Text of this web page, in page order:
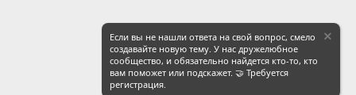
Если вы не нашли ответа на свой вопрос, смело
создавайте новую тему. У нас дружелюбное
сообщество, и обязательно найдется кто-то, кто
вам поможет или подскажет. 🤝 Требуется
регистрация.